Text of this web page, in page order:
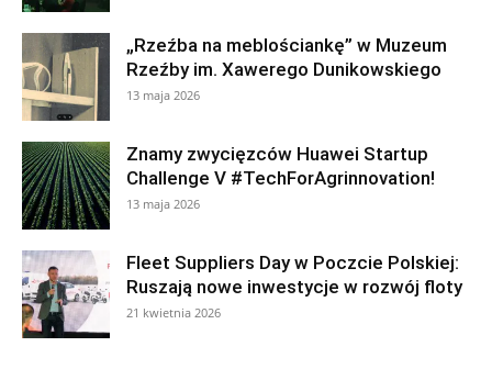
„Rzeźba na meblościankę” w Muzeum
Rzeźby im. Xawerego Dunikowskiego
13 maja 2026
Znamy zwycięzców Huawei Startup
Challenge V #TechForAgrinnovation!
13 maja 2026
Fleet Suppliers Day w Poczcie Polskiej:
Ruszają nowe inwestycje w rozwój floty
21 kwietnia 2026